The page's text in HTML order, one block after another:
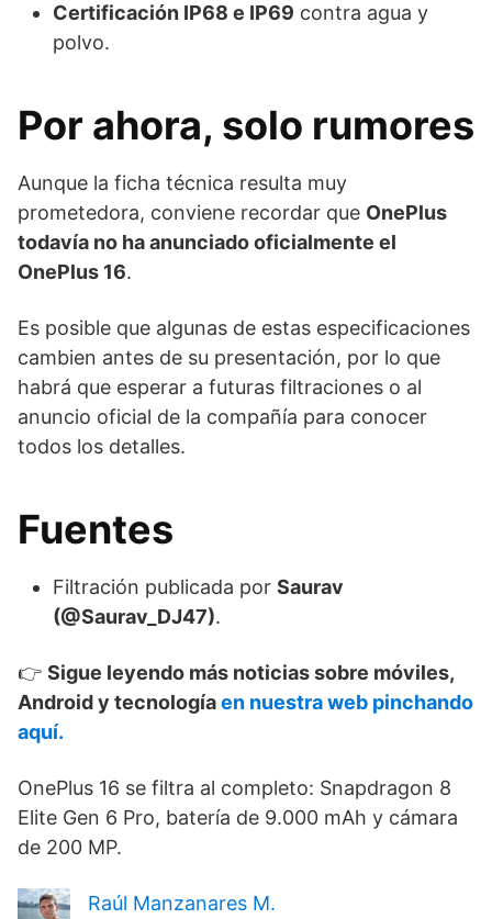
Certificación IP68 e IP69 contra agua y
polvo.
Por ahora, solo rumores
Aunque la ficha técnica resulta muy
prometedora, conviene recordar que OnePlus
todavía no ha anunciado oficialmente el
OnePlus 16.
Es posible que algunas de estas especificaciones
cambien antes de su presentación, por lo que
habrá que esperar a futuras filtraciones o al
anuncio oficial de la compañía para conocer
todos los detalles.
Fuentes
Filtración publicada por Saurav
(@Saurav_DJ47).
👉 Sigue leyendo más noticias sobre móviles,
Android y tecnologíaen nuestra web pinchando
aquí.
OnePlus 16 se filtra al completo: Snapdragon 8
Elite Gen 6 Pro, batería de 9.000 mAh y cámara
de 200 MP.
Raúl Manzanares M.